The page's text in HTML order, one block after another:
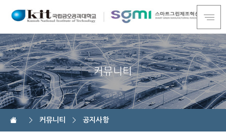
커뮤니티
커뮤니티 공지사항